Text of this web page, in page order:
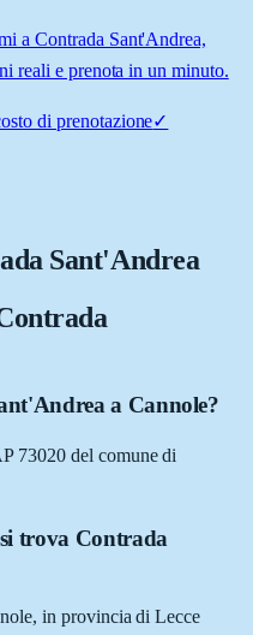
a Contrada Sant'Andrea,
reali e prenota in un minuto.
di prenotazione✓
Sant'Andrea
a Cannole?
73020 del comune di
trova Contrada
in provincia di Lecce